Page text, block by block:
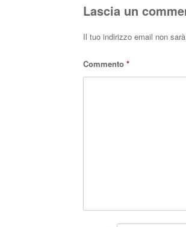
Lascia un
Il tuo indirizzo email non
Commento *